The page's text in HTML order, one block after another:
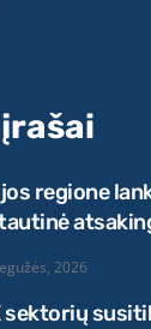
regione
2026
sektorių